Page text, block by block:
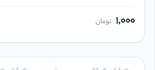
1,000 تومان